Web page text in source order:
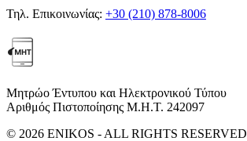
Τηλ. Επικοινωνίας: +30 (210) 878-8006
Μητρώο Έντυπου και Ηλεκτρονικού Τύπου
Αριθμός Πιστοποίησης Μ.Η.Τ. 242097
© 2026 ENIKOS - ALL RIGHTS RESERVED